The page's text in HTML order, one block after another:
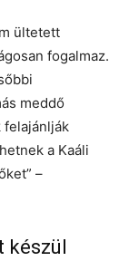
ültetett
fogalmaz.
meddő
felajánlják
a Kaáli
–
készül